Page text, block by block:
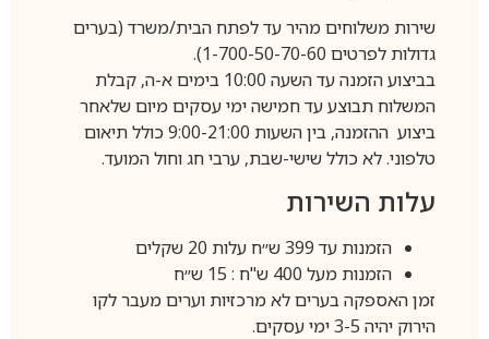
שירות משלוחים מהיר עד לפתח הבית/משרד (בערים
גדולות לפרטים 1-700-50-70-60).
בביצוע הזמנה עד השעה 10:00 בימים א-ה, קבלת
המשלוח תבוצע עד חמישה ימי עסקים מיום שלאחר
ביצוע ההזמנה, בין השעות 9:00-21:00 כולל תיאום
טלפוני. לא כולל שישי-שבת, ערבי חג וחול המועד.
עלות השירות
הזמנות עד 399 ש״ח עלות 20 שקלים
הזמנות מעל 400 ש"ח : 15 ש״ח
זמן האספקה בערים לא מרכזיות וערים מעבר לקו
הירוק יהיה 3-5 ימי עסקים.